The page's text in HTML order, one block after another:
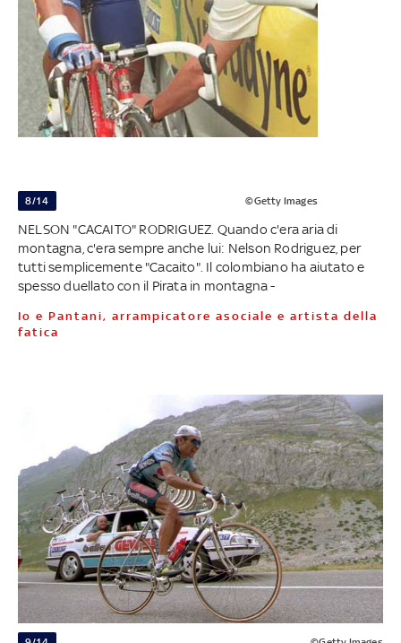
8/14 ©Getty Images
NELSON "CACAITO" RODRIGUEZ. Quando c'era aria di
montagna, c'era sempre anche lui: Nelson Rodriguez, per
tutti semplicemente "Cacaito". Il colombiano ha aiutato e
spesso duellato con il Pirata in montagna -
Io e Pantani, arrampicatore asociale e artista della
fatica